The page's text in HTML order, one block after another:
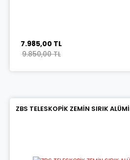
7.985,00 TL
9.850,00 TL
ZBS TELESKOPİK ZEMİN SIRIK